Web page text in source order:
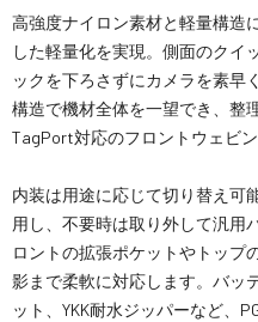
高強度ナイロン素材と軽量構造
した軽量化を実現。側面のクイ
ックを下ろさずにカメラを素早
構造で機材全体を一望でき、整
TagPort対応のフロントウェビ
内装は用途に応じて切り替え可
用し、不要時は取り外して汎用
ロントの拡張ポケットやトップ
影まで柔軟に対応します。バッ
ット、YKK耐水ジッパーなど、